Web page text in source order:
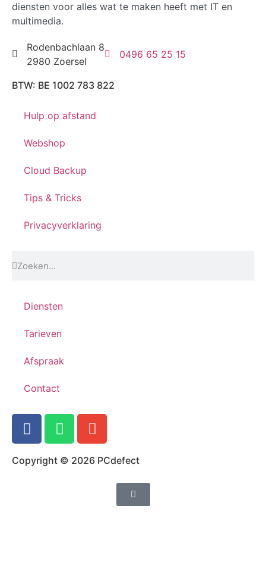
diensten voor alles wat te maken heeft met IT en
multimedia.
Rodenbachlaan 8
2980 Zoersel
0496 65 25 15
BTW: BE 1002 783 822
Hulp op afstand
Webshop
Cloud Backup
Tips & Tricks
Privacyverklaring
Diensten
Tarieven
Afspraak
Contact
Copyright © 2026 PCdefect